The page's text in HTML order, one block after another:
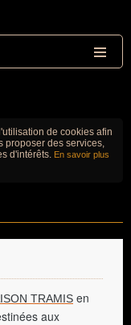
de cookies afin
proposer des services,
d'intérêts. En savoir plus
TRAMIS en
aux